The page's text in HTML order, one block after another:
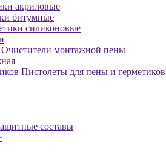
акриловые
битумные
силиконовые
Очистители монтажной пены
Пистолеты для пены и герметиков
составы